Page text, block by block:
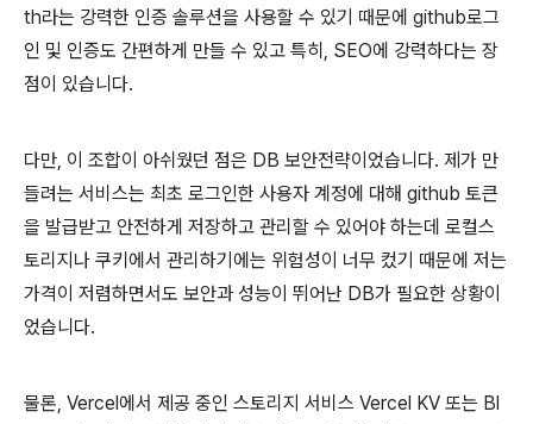
th라는 강력한 인증 솔루션을 사용할 수 있기 때문에 github로그
인 및 인증도 간편하게 만들 수 있고 특히, SEO에 강력하다는 장
점이 있습니다.
다만, 이 조합이 아쉬웠던 점은 DB 보안전략이었습니다. 제가 만
들려는 서비스는 최초 로그인한 사용자 계정에 대해 github 토큰
을 발급받고 안전하게 저장하고 관리할 수 있어야 하는데 로컬스
토리지나 쿠키에서 관리하기에는 위험성이 너무 컸기 때문에 저는
가격이 저렴하면서도 보안과 성능이 뛰어난 DB가 필요한 상황이
었습니다.
물론, Vercel에서 제공 중인 스토리지 서비스 Vercel KV 또는 Bl